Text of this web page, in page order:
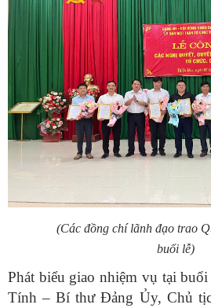
(Các đồng chí lãnh đạo trao
buổi lễ)
Phát biểu giao nhiệm vụ tại
Tính – Bí thư Đảng Ủy, Chủ